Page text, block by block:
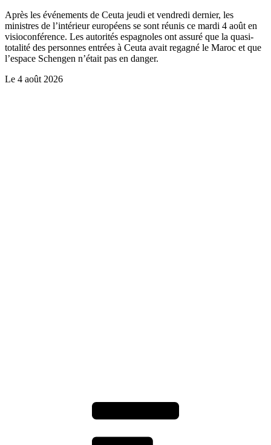
Après les événements de Ceuta jeudi et vendredi dernier, les
ministres de l’intérieur européens se sont réunis ce mardi 4 août en
visioconférence. Les autorités espagnoles ont assuré que la quasi-
totalité des personnes entrées à Ceuta avait regagné le Maroc et que
l’espace Schengen n’était pas en danger.
Le 4 août 2026